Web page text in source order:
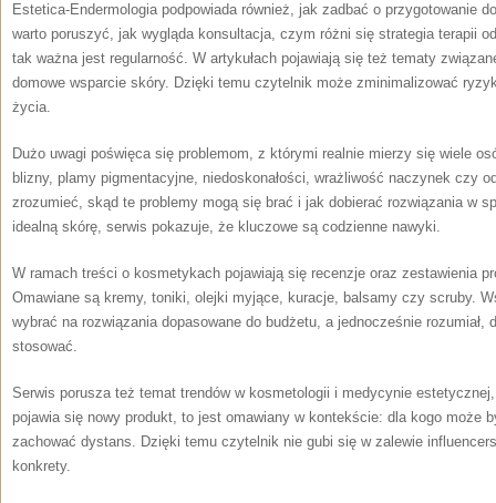
Estetica-Endermologia podpowiada również, jak zadbać o przygotowanie
warto poruszyć, jak wygląda konsultacja, czym różni się strategia terapii
tak ważna jest regularność. W artykułach pojawiają się też tematy
domowe wsparcie skóry. Dzięki temu czytelnik może zminimalizować
życia.
Dużo uwagi poświęca się problemom, z którymi realnie mierzy się wiele
blizny, plamy pigmentacyjne, niedoskonałości, wrażliwość naczynek czy
zrozumieć, skąd te problemy mogą się brać i jak dobierać rozwiązania w
idealną skórę, serwis pokazuje, że kluczowe są codzienne nawyki.
W ramach treści o kosmetykach pojawiają się recenzje oraz zestawienia
Omawiane są kremy, toniki, olejki myjące, kuracje, balsamy czy scruby.
wybrać na rozwiązania dopasowane do budżetu, a jednocześnie rozumiał,
stosować.
Serwis porusza też temat trendów w kosmetologii i medycynie
pojawia się nowy produkt, to jest omawiany w kontekście: dla kogo może
zachować dystans. Dzięki temu czytelnik nie gubi się w zalewie
konkrety.